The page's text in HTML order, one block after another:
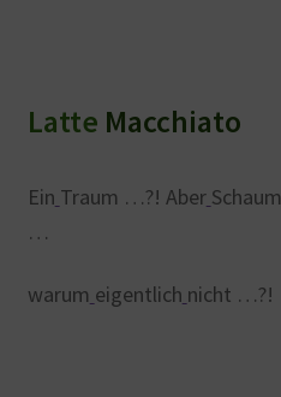
Latte Macchiato
Ein Traum …?! Aber Schaum
…
warum eigentlich nicht …?!